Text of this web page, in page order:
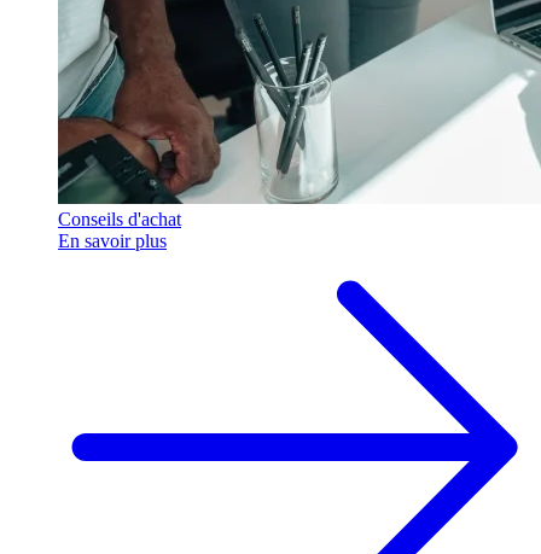
Conseils d'achat
En savoir plus